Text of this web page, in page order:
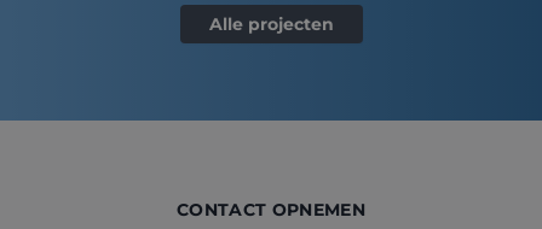
Alle projecten
CONTACT OPNEMEN